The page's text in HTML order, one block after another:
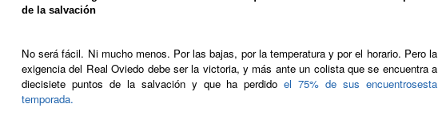
de la salvación
No será fácil. Ni mucho menos. Por las bajas, por la temperatura y por el horario. Pero la
exigencia del Real Oviedo debe ser la victoria, y más ante un colista que se encuentra a
diecisiete puntos de la salvación y que ha perdidoel 75% de sus encuentrosesta
temporada.